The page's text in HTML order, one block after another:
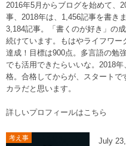
2016年5月からブログを始めて、
事、2018年は、1,456記事を書き
3,184記事。「書くのが好き」の
続けています。もはやライフワー
達成！目標は900点。多言語の勉
でも活用できたらいいな。2018
格。合格してからが、スタート
カラだと思います。
詳しいプロフィールはこちら
考え事 July 23